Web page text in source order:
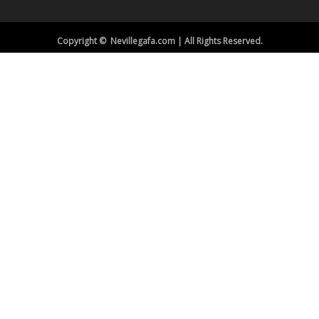
Copyright © Nevillegafa.com | All Rights Reserved.